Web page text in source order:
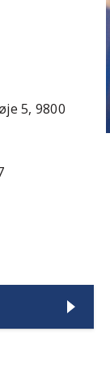
5, 9800